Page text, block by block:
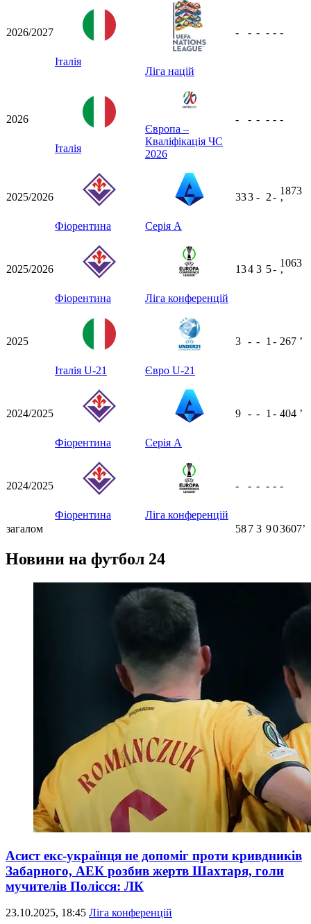
2026/2027
Італія
Ліга націй
- - - - - -
2026
Італія
Європа –
Кваліфікація ЧС
2026
- - - - - -
2025/2026
Фіорентина Серія А
333 - 2-
1873
ʼ
2025/2026
Фіорентина Ліга конференцій
134 3 5-
1063
ʼ
2025
Італія U-21 Євро U-21
3 - - 1 - 267 ʼ
2024/2025
Фіорентина Серія А
9 - - 1 - 404 ʼ
2024/2025
Фіорентина Ліга конференцій
- - - - - -
загалом 587 3 903607ʼ
Новини на футбол 24
Асист екс-українця не допоміг проти кривдників
Забарного, АЕК розбив жертв Шахтаря, голи
мучителів Полісся: ЛК
23.10.2025, 18:45 Ліга конференцій